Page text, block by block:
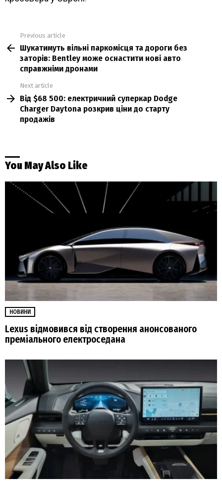
more
Previous article
Шукатимуть вільні паркомісця та дороги без
заторів: Bentley може оснастити нові авто
справжніми дронами
Next article
Від $68 500: електричний суперкар Dodge
Charger Daytona розкрив ціни до старту
продажів
You May Also Like
НОВИНИ
Lexus відмовився від створення анонсованого
преміального електроседана